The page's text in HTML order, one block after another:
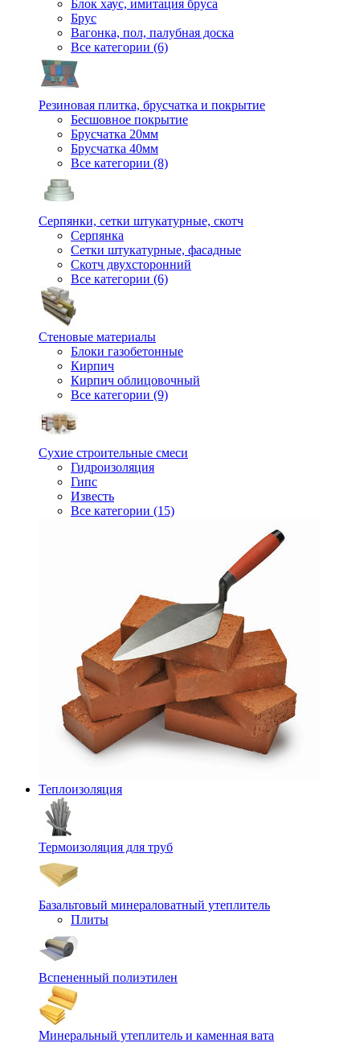
Блок хаус, имитация бруса
Брус
Вагонка, пол, палубная доска
Все категории (6)
Резиновая плитка, брусчатка и покрытие
Бесшовное покрытие
Брусчатка 20мм
Брусчатка 40мм
Все категории (8)
Серпянки, сетки штукатурные, скотч
Серпянка
Сетки штукатурные, фасадные
Скотч двухсторонний
Все категории (6)
Стеновые материалы
Блоки газобетонные
Кирпич
Кирпич облицовочный
Все категории (9)
Сухие строительные смеси
Гидроизоляция
Гипс
Известь
Все категории (15)
Теплоизоляция
Термоизоляция для труб
Базальтовый минераловатный утеплитель
Плиты
Вспененный полиэтилен
Минеральный утеплитель и каменная вата